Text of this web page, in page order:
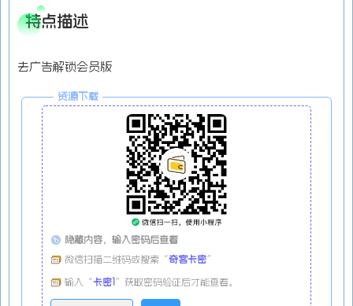
特点描述
去广告解锁会员版
资源下载
隐藏内容，输入密码后查看
微信扫描二维码或搜索“奇客卡密”
输入“卡密1 ”获取密码验证后才能查看。